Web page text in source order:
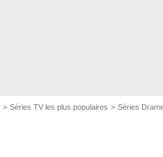
Séries TV les plus populaires Séries